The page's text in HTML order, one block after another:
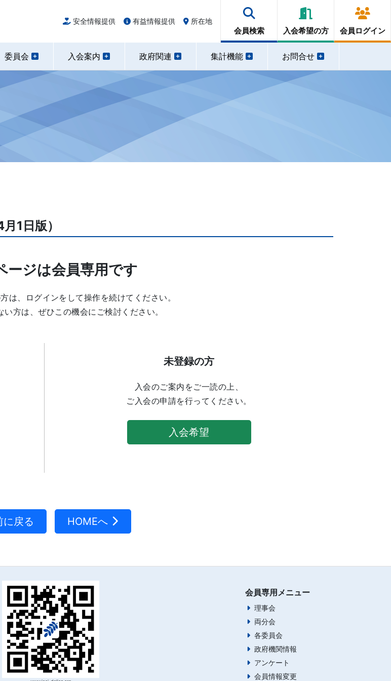
安全情報提供 有益情報提供 所在地
会員検索 入会希望の方 会員ログイン
委員会 入会案内 政府関連 集計機能 お問合せ
1日版）
ージは会員専用です
は、ログインをして操作を続けてください。
い方は、ぜひこの機会にご検討ください。
未登録の方
入会のご案内をご一読の上、
ご入会の申請を行ってください。
入会希望
に戻る HOMEへ
会員専用メニュー
理事会
両分会
各委員会
政府機関情報
アンケート
会員情報変更